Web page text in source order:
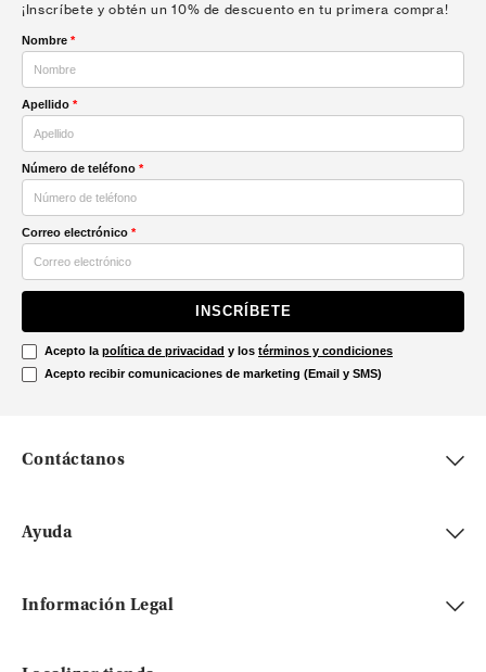
¡Inscríbete y obtén un 10% de descuento en tu primera compra!
Nombre *
Apellido *
Número de teléfono *
Correo electrónico *
INSCRÍBETE
Acepto la política de privacidad y los términos y condiciones
Acepto recibir comunicaciones de marketing (Email y SMS)
Contáctanos
Ayuda
Información Legal